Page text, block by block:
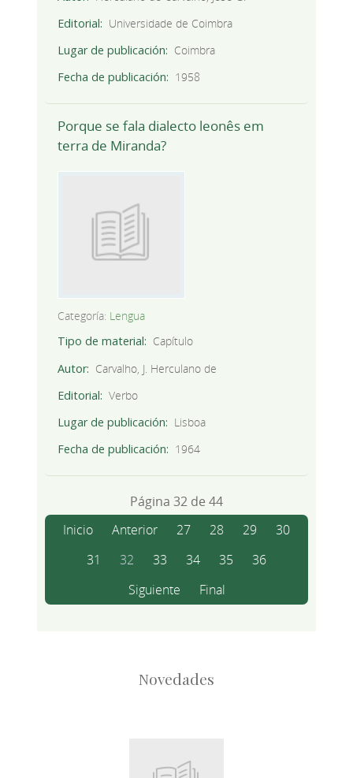
Editorial
Universidade de Coimbra
Lugar de publicación
Coimbra
Fecha de publicación
1958
Porque se fala dialecto leonês em
terra de Miranda?
Categoría: Lengua
Tipo de material
Capítulo
Autor
Carvalho, J. Herculano de
Editorial
Verbo
Lugar de publicación
Lisboa
Fecha de publicación
1964
Página 32 de 44
Inicio
Anterior 27 28 29
30
31
32 33 34 35
36
Siguiente
Final
Novedades